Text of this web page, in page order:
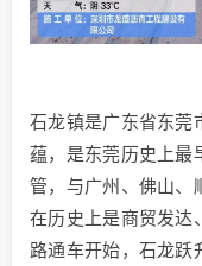
石龙镇是广东省东莞
蕴，是东莞历史上最
管，与广州、佛山、
在历史上是商贸发达
路通车开始，石龙跃